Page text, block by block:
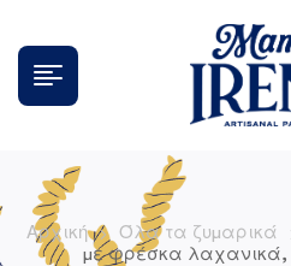
Αρχική Όλα τα ζυμαρικά
με φρέσκα λαχανικά,